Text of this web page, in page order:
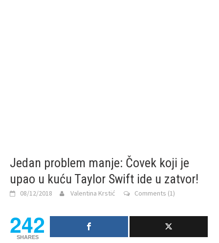
Jedan problem manje: Čovek koji je
upao u kuću Taylor Swift ide u zatvor!
08/12/2018 Valentina Krstić Comments (1)
242
SHARES